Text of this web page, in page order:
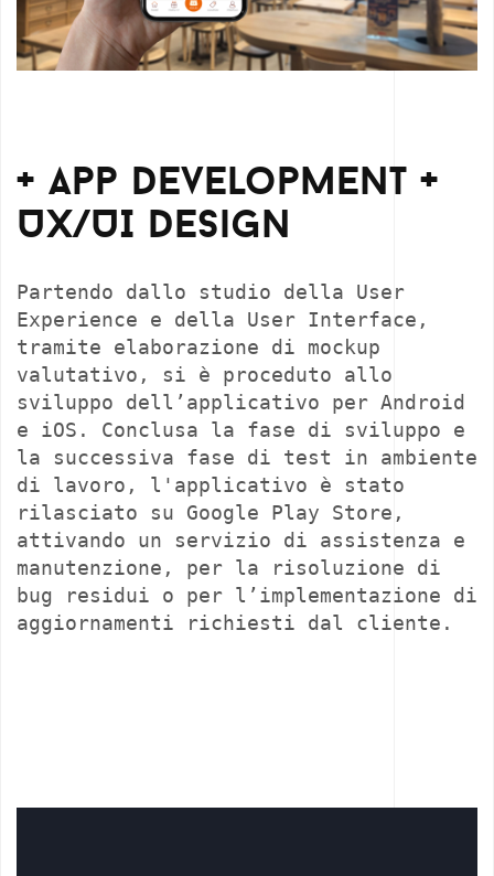
+ App Development +
UX/UI Design
Partendo dallo studio della User
Experience e della User Interface,
tramite elaborazione di mockup
valutativo, si è proceduto allo
sviluppo dell’applicativo per Android
e iOS. Conclusa la fase di sviluppo e
la successiva fase di test in ambiente
di lavoro, l'applicativo è stato
rilasciato su Google Play Store,
attivando un servizio di assistenza e
manutenzione, per la risoluzione di
bug residui o per l’implementazione di
aggiornamenti richiesti dal cliente.